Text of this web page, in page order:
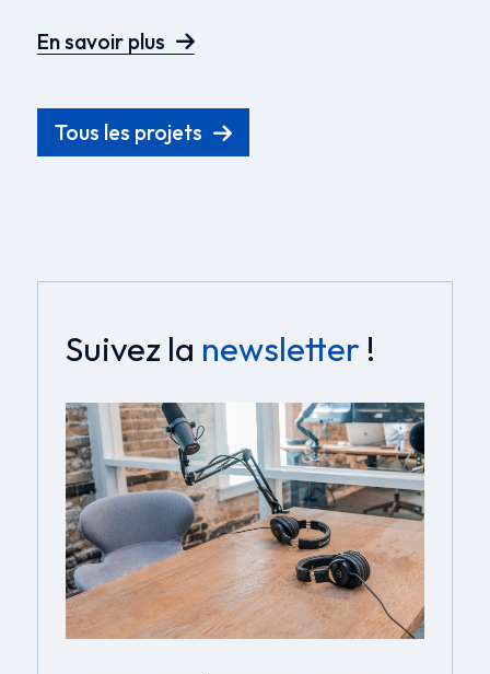
En savoir plus
Tous les projets
Suivez la newsletter !